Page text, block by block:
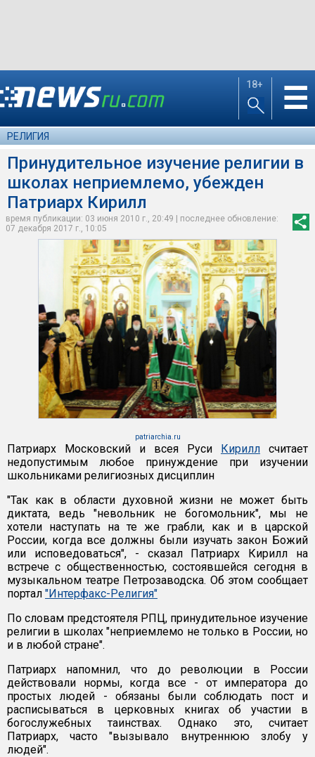
18+ ☰
РЕЛИГИЯ
Принудительное изучение религии в
школах неприемлемо, убежден
Патриарх Кирилл
время публикации: 03 июня 2010 г., 20:49 | последнее обновление:
07 декабря 2017 г., 10:05
patriarchia.ru
Патриарх Московский и всея Руси Кирилл считает
недопустимым любое принуждение при изучении
школьниками религиозных дисциплин
"Так как в области духовной жизни не может быть
диктата, ведь "невольник не богомольник", мы не
хотели наступать на те же грабли, как и в царской
России, когда все должны были изучать закон Божий
или исповедоваться", - сказал Патриарх Кирилл на
встрече с общественностью, состоявшейся сегодня в
музыкальном театре Петрозаводска. Об этом сообщает
портал "Интерфакс-Религия"
По словам предстоятеля РПЦ, принудительное изучение
религии в школах "неприемлемо не только в России, но
и в любой стране".
Патриарх напомнил, что до революции в России
действовали нормы, когда все - от императора до
простых людей - обязаны были соблюдать пост и
расписываться в церковных книгах об участии в
богослужебных таинствах. Однако это, считает
Патриарх, часто "вызывало внутреннюю злобу у
людей".